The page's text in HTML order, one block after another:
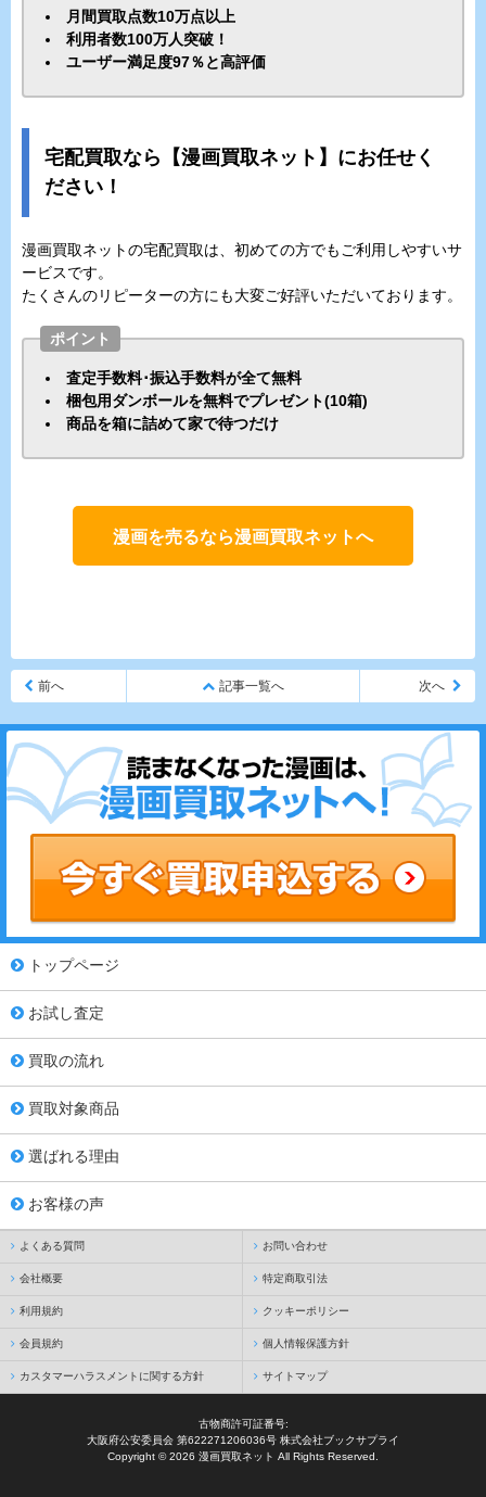
月間買取点数10万点以上
利用者数100万人突破！
ユーザー満足度97％と高評価
宅配買取なら【漫画買取ネット】にお任せく
ださい！
漫画買取ネットの宅配買取は、初めての方でもご利用しやすいサ
ービスです。
たくさんのリピーターの方にも大変ご好評いただいております。
ポイント
査定手数料･振込手数料が全て無料
梱包用ダンボールを無料でプレゼント(10箱)
商品を箱に詰めて家で待つだけ
漫画を売るなら漫画買取ネットへ
前へ 記事一覧へ 次へ
トップページ
お試し査定
買取の流れ
買取対象商品
選ばれる理由
お客様の声
よくある質問 お問い合わせ
会社概要 特定商取引法
利用規約 クッキーポリシー
会員規約 個人情報保護方針
カスタマーハラスメントに関する方針 サイトマップ
古物商許可証番号:
大阪府公安委員会 第622271206036号 株式会社ブックサプライ
Copyright © 2026 漫画買取ネット All Rights Reserved.